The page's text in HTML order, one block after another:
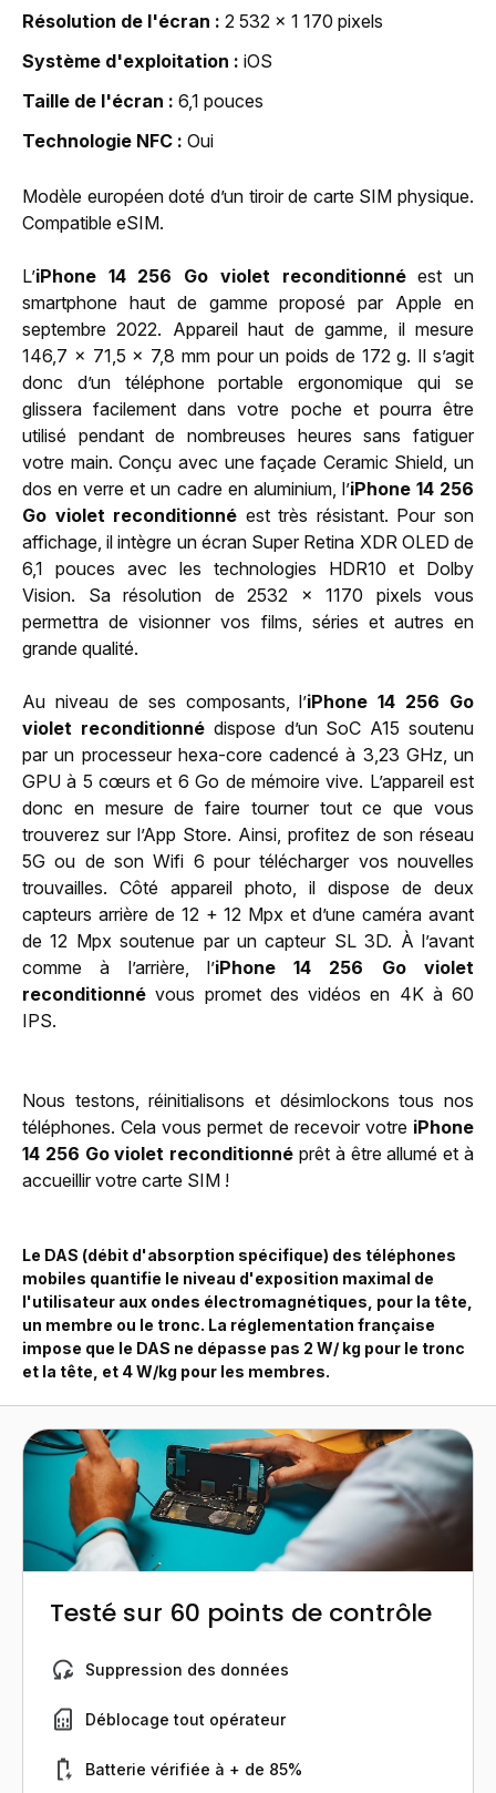
Résolution de l'écran
2 532 x 1 170 pixels
Système d'exploitation
iOS
Taille de l'écran
6,1 pouces
Technologie NFC
Oui
Modèle européen doté d’un tiroir de carte SIM physique.
Compatible eSIM.
L’iPhone 14 256 Go violet reconditionnéest un
smartphone haut de gamme proposé par Apple en
septembre 2022. Appareil haut de gamme, il mesure
146,7 x 71,5 x 7,8 mm pour un poids de 172 g. Il s’agit
donc d’un téléphone portable ergonomique qui se
glissera facilement dans votre poche et pourra être
utilisé pendant de nombreuses heures sans fatiguer
votre main. Conçu avec une façade Ceramic Shield, un
dos en verre et un cadre en aluminium, l’iPhone 14 256
Go violet reconditionné est très résistant. Pour son
affichage, il intègre un écran Super Retina XDR OLED de
6,1 pouces avec les technologies HDR10 et Dolby
Vision. Sa résolution de 2532 x 1170 pixels vous
permettra de visionner vos films, séries et autres en
grande qualité.
Au niveau de ses composants, l’iPhone 14 256 Go
violet reconditionnédispose d’un SoC A15 soutenu
par un processeur hexa-core cadencé à 3,23 GHz, un
GPU à 5 cœurs et 6 Go de mémoire vive. L’appareil est
donc en mesure de faire tourner tout ce que vous
trouverez sur l’App Store. Ainsi, profitez de son réseau
5G ou de son Wifi 6 pour télécharger vos nouvelles
trouvailles. Côté appareil photo, il dispose de deux
capteurs arrière de 12 + 12 Mpx et d’une caméra avant
de 12 Mpx soutenue par un capteur SL 3D. À l’avant
comme à l’arrière, l’iPhone 14 256 Go violet
reconditionné vous promet des vidéos en 4K à 60
IPS.
Nous testons, réinitialisons et désimlockons tous nos
téléphones. Cela vous permet de recevoir votre iPhone
14 256 Go violet reconditionné prêt à être allumé et à
accueillir votre carte SIM !
Le DAS (débit d'absorption spécifique) des téléphones
mobiles quantifie le niveau d'exposition maximal de
l'utilisateur aux ondes électromagnétiques, pour la tête,
un membre ou le tronc. La réglementation française
impose que le DAS ne dépasse pas 2 W/ kg pour le tronc
et la tête, et 4 W/kg pour les membres.
Testé sur 60 points de contrôle
Suppression des données
Déblocage tout opérateur
Batterie vérifiée à + de 85%